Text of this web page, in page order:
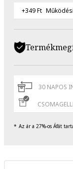
+349 Ft
30 NAPOS
Az ár a 27%-os Áfát